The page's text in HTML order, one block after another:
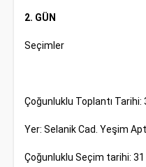
2. GÜN
Seçimler
Çoğunluklu Toplantı
Yer: Selanik Cad. Yeşim
Çoğunluklu Seçim tarihi: